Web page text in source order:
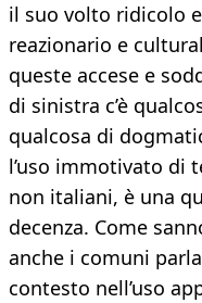
il suo volto ridicolo
reazionario e
queste accese e
di sinistra c’è
qualcosa di
l’uso immotivato di
non italiani, è una
decenza. Come
anche i comuni
contesto nell’uso